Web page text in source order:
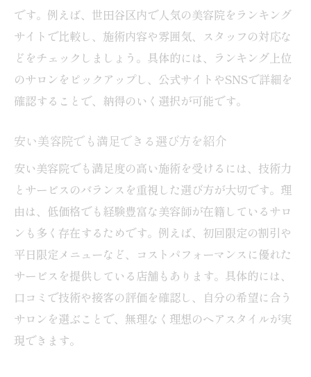
世田谷区の美容院で叶う最新トレンドヘア
自分に似合う髪色相談は美容院が最適な理
口コミで話題の美容院活用術を紹介
メンズも納得のヘアスタイル提案法とは
ト
です。例えば、世田谷区内で人気の美容院をランキング
サイトで比較し、施術内容や雰囲気、スタッフの対応な
どをチェックしましょう。具体的には、ランキング上位
のサロンをピックアップし、公式サイトやSNSで詳細を
確認することで、納得のいく選択が可能です。
安い美容院でも満足できる選び方を紹介
安い美容院でも満足度の高い施術を受けるには、技術力
とサービスのバランスを重視した選び方が大切です。理
由は、低価格でも経験豊富な美容師が在籍しているサロ
ンも多く存在するためです。例えば、初回限定の割引や
平日限定メニューなど、コストパフォーマンスに優れた
サービスを提供している店舗もあります。具体的には、
口コミで技術や接客の評価を確認し、自分の希望に合う
サロンを選ぶことで、無理なく理想のヘアスタイルが実
現できます。